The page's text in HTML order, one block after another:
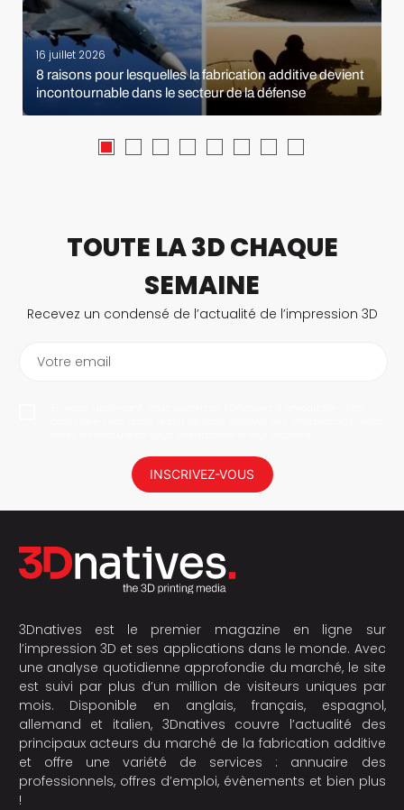
16 juillet 2026
8 raisons pour lesquelles la fabrication additive devient
incontournable dans le secteur de la défense
TOUTE LA 3D CHAQUE
SEMAINE
Recevez un condensé de l’actualité de l’impression 3D
Votre email
INSCRIVEZ-VOUS
3Dnatives est le premier magazine en ligne sur
l’impression 3D et ses applications dans le monde. Avec
une analyse quotidienne approfondie du marché, le site
est suivi par plus d’un million de visiteurs uniques par
mois. Disponible en anglais, français, espagnol,
allemand et italien, 3Dnatives couvre l’actualité des
principaux acteurs du marché de la fabrication additive
et offre une variété de services : annuaire des
professionnels, offres d’emploi, évènements et bien plus
!